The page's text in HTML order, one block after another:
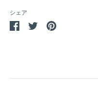
シェア
Facebook
TwitterPin